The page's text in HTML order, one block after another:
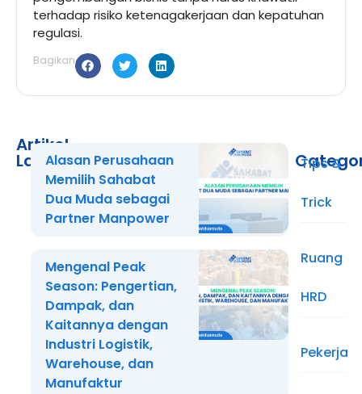
terhadap risiko ketenagakerjaan dan kepatuhan
regulasi.
Bagikan
Artikel
Lainnya
Alasan Perusahaan
Memilih Sahabat
Dua Muda sebagai
Partner Manpower
Mengenal Peak
Season: Pengertian,
Dampak, dan
Kaitannya dengan
Industri Logistik,
Warehouse, dan
Manufaktur
Tips &
Trick
Ruang
HRD
Pekerja